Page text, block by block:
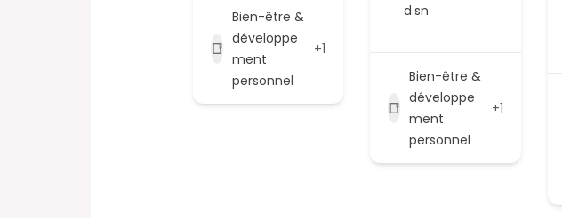
Bien-être &
développe
ment
personnel
+1
d.sn
Bien-être &
développe
ment
personnel
+1